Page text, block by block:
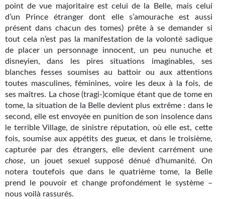
Goodies Gotland
Tirages d’art Une Heure-Lumière
PLUS
Revue de presse
Récompenses
Newsletter
Le Bélial' sur Youtube
LE BLOG BIFROST
point de vue majoritaire est celui de la Belle, mais celui
d’un Prince étranger dont elle s’amourache est aussi
présent dans chacun des tomes) prête à se demander si
tout cela n’est pas la manifestation de la volonté sadique
de placer un personnage innocent, un peu nunuche et
disneyien, dans les pires situations imaginables, ses
blanches fesses soumises au battoir ou aux attentions
toutes masculines, féminines, voire les deux à la fois, de
ses maîtres. La chose (tragi-)comique étant que de tome en
tome, la situation de la Belle devient plus extrême : dans le
second, elle est envoyée en punition de son insolence dans
le terrible Village, de sinistre réputation, où elle est, cette
fois, soumise aux appétits des gueux, et dans le troisième,
capturée par des étrangers, elle devient carrément une
chose, un jouet sexuel supposé dénué d’humanité. On
notera toutefois que dans le quatrième tome, la Belle
prend le pouvoir et change profondément le système –
nous voilà rassurés.